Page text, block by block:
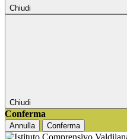
Chiudi
Chiudi
Conferma
Annulla Conferma